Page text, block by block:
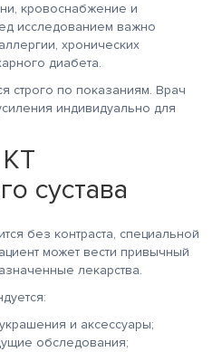
кровоснабжение и
исследованием важно
хронических
диабета.
строго по показаниям. Врач
индивидуально для
сустава
без контраста, специальной
может вести привычный
лекарства.
и аксессуары;
обследования;